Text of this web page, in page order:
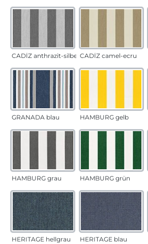
CADÍZ anthrazit-silber CADÍZ camel-ecru
GRANADA blau HAMBURG gelb
HAMBURG grau HAMBURG grün
HERITAGE hellgrau HERITAGE blau